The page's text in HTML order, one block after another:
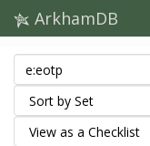
ArkhamDB